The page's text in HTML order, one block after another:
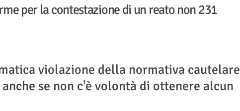
violazione della normativa cautelare
se non c'è volontà di ottenere alcun
per la contestazione di un reato non 231